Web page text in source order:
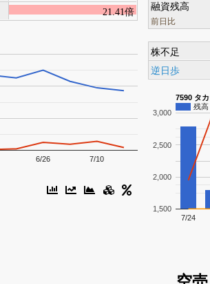
21.41倍
6/26 7/10
融資残高
前日比
株不足
逆日歩
7590 タ
残高
7/24
1,500
2,000
2,500
3,000